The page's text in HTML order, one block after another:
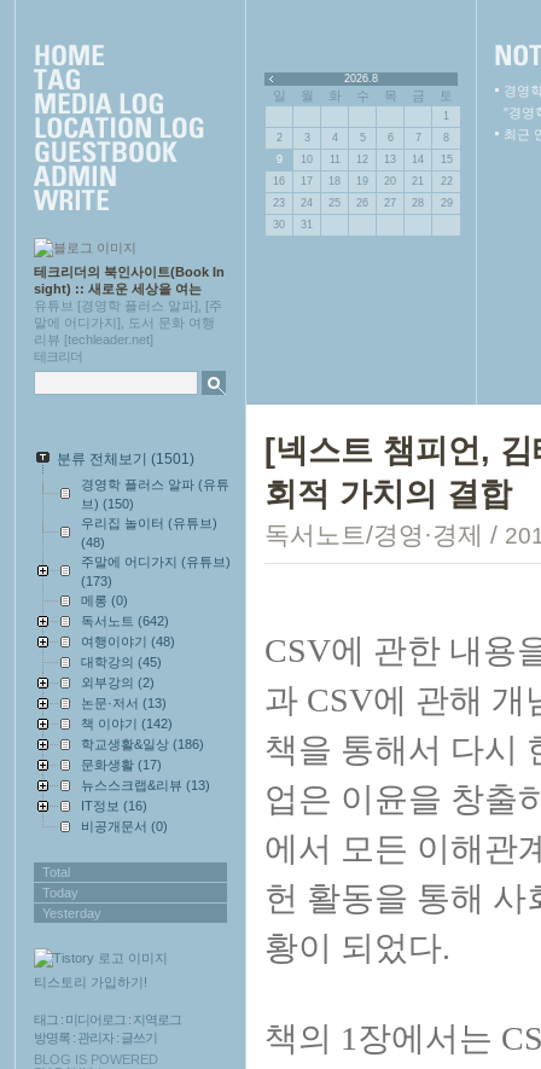
테크리더의 북인사이트(Book In
sight) :: 새로운 세상을 여는
유튜브 [경영학 플러스 알파], [주
말에 어디가지], 도서 문화 여행
리뷰 [techleader.net]
테크리더
분류 전체보기 (1501)
경영학 플러스 알파 (유튜
브) (150)
우리집 놀이터 (유튜브)
(48)
주말에 어디가지 (유튜브)
(173)
메롱 (0)
독서노트 (642)
여행이야기 (48)
대학강의 (45)
외부강의 (2)
논문·저서 (13)
책 이야기 (142)
학교생활&일상 (186)
문화생활 (17)
뉴스스크랩&리뷰 (13)
IT정보 (16)
비공개문서 (0)
Total
Today
Yesterday
티스토리 가입하기!
태그 : 미디어로그 : 지역로그
방명록 : 관리자: 글쓰기
BLOG IS POWERED
2026.8
일 월 화 수 목 금 토
1
2
3 4 5 6 7
8
9
10 11 12 13 14
15
16
17 18 19 20 21
22
23
24 25 26 27 28
29
30
31
경영
"경영
최근
[넥스트 챔피언,
회적 가치의 결합
독서노트/경영·경제 /
CSV에 관한 내용
과 CSV에 관해
책을 통해서 다시
업은 이윤을 창출
에서 모든 이해관
헌 활동을 통해
황이 되었다.
책의 1장에서는